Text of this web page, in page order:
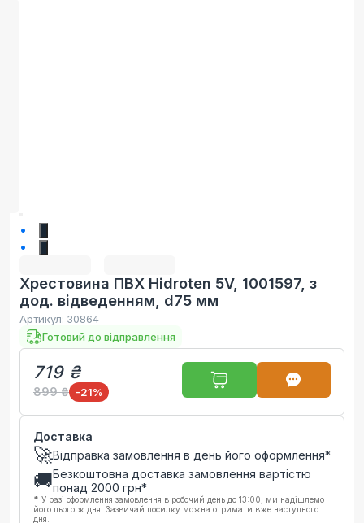
Хрестовина ПВХ Hidroten 5V, 1001597, з
дод. відведенням, d75 мм
Артикул: 30864
Готовий до відправлення
719 ₴
899 ₴ -21%
Доставка
🚀Відправка замовлення в день його оформлення*
🚚Безкоштовна доставка замовлення вартістю
понад 2000 грн*
* У разі оформлення замовлення в робочий день до 13:00, ми надішлемо
його цього ж дня. Зазвичай посилку можна отримати вже наступного
дня.